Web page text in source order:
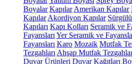
Boyalar Kapılar Amerikan Kapılar
Kapılar Akordiyon Kapılar
Kapıları Kapı Kolları Seramik ve
Fayansları Yer Seramik ve
Fayansları Karo Mozaik Mutfak
Tezgahları Ahşap Mutfak
Duvar Ürünleri Duvar Kağıtları